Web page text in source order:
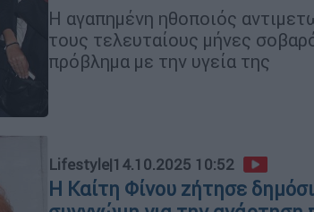
Η αγαπημένη ηθοποιός
τους τελευταίους μήνες
πρόβλημα με την υγεία της
Lifestyle|14.10.2025 10:52
H Καίτη Φίνου zήτησε